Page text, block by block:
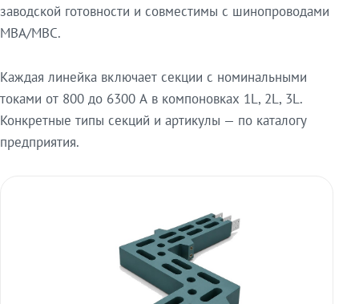
заводской готовности и совместимы с шинопроводами
МВА/МВС.
Каждая линейка включает секции с номинальными
токами от 800 до 6300 А в компоновках 1L, 2L, 3L.
Конкретные типы секций и артикулы — по каталогу
предприятия.